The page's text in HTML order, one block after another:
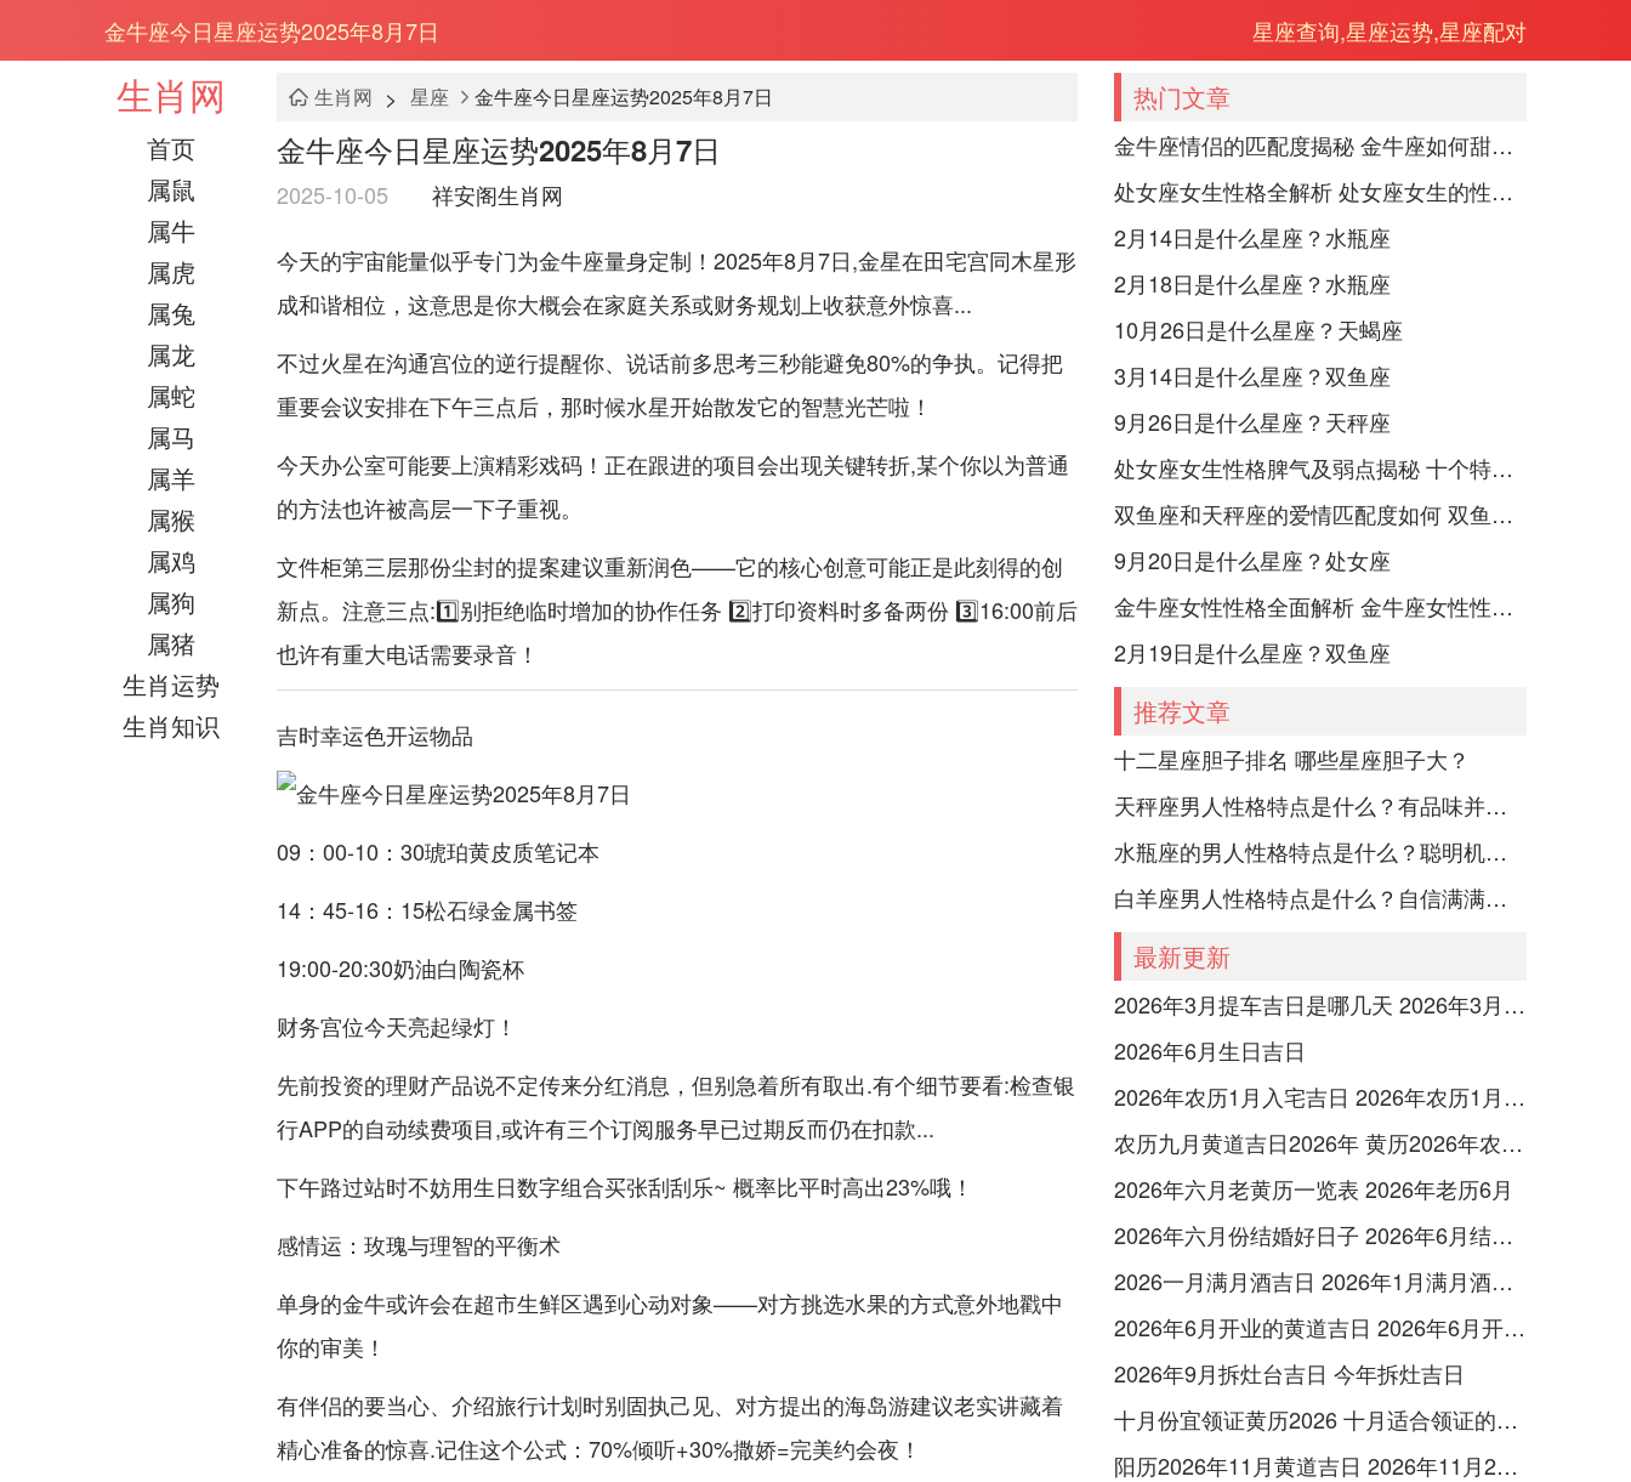
金牛座今日星座运势2025年8月7日 星座查询,星座运势,星座配对
生肖网
首页
属鼠
属牛
属虎
属兔
属龙
属蛇
属马
属羊
属猴
属鸡
属狗
属猪
生肖运势
生肖知识
生肖网 > 星座 金牛座今日星座运势2025年8月7日
金牛座今日星座运势2025年8月7日
2025-10-05 祥安阁生肖网
今天的宇宙能量似乎专门为金牛座量身定制！2025年8月7日,金星在田宅宫同木星形
成和谐相位，这意思是你大概会在家庭关系或财务规划上收获意外惊喜...
不过火星在沟通宫位的逆行提醒你、说话前多思考三秒能避免80%的争执。记得把
重要会议安排在下午三点后，那时候水星开始散发它的智慧光芒啦！
今天办公室可能要上演精彩戏码！正在跟进的项目会出现关键转折,某个你以为普通
的方法也许被高层一下子重视。
文件柜第三层那份尘封的提案建议重新润色——它的核心创意可能正是此刻得的创
新点。注意三点:1️⃣别拒绝临时增加的协作任务 2️⃣打印资料时多备两份 3️⃣16:00前后
也许有重大电话需要录音！
吉时幸运色开运物品
09：00-10：30琥珀黄皮质笔记本
14：45-16：15松石绿金属书签
19:00-20:30奶油白陶瓷杯
财务宫位今天亮起绿灯！
先前投资的理财产品说不定传来分红消息，但别急着所有取出.有个细节要看:检查银
行APP的自动续费项目,或许有三个订阅服务早已过期反而仍在扣款...
下午路过站时不妨用生日数字组合买张刮刮乐~ 概率比平时高出23%哦！
感情运：玫瑰与理智的平衡术
单身的金牛或许会在超市生鲜区遇到心动对象——对方挑选水果的方式意外地戳中
你的审美！
有伴侣的要当心、介绍旅行计划时别固执己见、对方提出的海岛游建议老实讲藏着
精心准备的惊喜.记住这个公式：70%倾听+30%撒娇=完美约会夜！
热门文章
金牛座情侣的匹配度揭秘 金牛座如何甜蜜恋爱
处女座女生性格全解析 处女座女生的性格是什么样的
2月14日是什么星座？水瓶座
2月18日是什么星座？水瓶座
10月26日是什么星座？天蝎座
3月14日是什么星座？双鱼座
9月26日是什么星座？天秤座
处女座女生性格脾气及弱点揭秘 十个特点惊人！
双鱼座和天秤座的爱情匹配度如何 双鱼天秤缘分会怎样
9月20日是什么星座？处女座
金牛座女性性格全面解析 金牛座女性性格与脾气全揭秘
2月19日是什么星座？双鱼座
推荐文章
十二星座胆子排名 哪些星座胆子大？
天秤座男人性格特点是什么？有品味并注重美感
水瓶座的男人性格特点是什么？聪明机智理性冷静
白羊座男人性格特点是什么？自信满满但缺乏耐心
最新更新
2026年3月提车吉日是哪几天 2026年3月26号提车
2026年6月生日吉日
2026年农历1月入宅吉日 2026年农历1月入宅最好的日子
农历九月黄道吉日2026年 黄历2026年农历九月黄道吉日查询
2026年六月老黄历一览表 2026年老历6月
2026年六月份结婚好日子 2026年6月结婚好吗
2026一月满月酒吉日 2026年1月满月酒吉日
2026年6月开业的黄道吉日 2026年6月开业黄道吉日查询
2026年9月拆灶台吉日 今年拆灶吉日
十月份宜领证黄历2026 十月适合领证的好日子2026年
阳历2026年11月黄道吉日 2026年11月26日阳历黄道吉日